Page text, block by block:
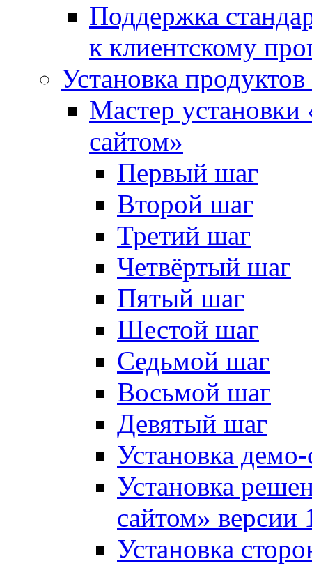
Поддержка
к клиентскому
Установка
Мастер
сайтом»
Первый шаг
Второй шаг
Третий шаг
Четвёртый шаг
Пятый шаг
Шестой шаг
Седьмой шаг
Восьмой шаг
Девятый шаг
Установка
Установка
сайтом»
Установка